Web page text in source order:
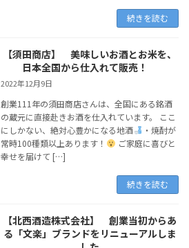
続きを読む
【須田商店】 美味しいお酒とお米を、
日本全国から仕入れて販売！
2022年12月9日
創業111年の須田商店さんは、全国にある銘酒
の蔵元に直接赴きお酒を仕入れています。 ここ
にしかない、絶対心豊かになる地酒
・焼酎が
常時100種類以上あります！
ご家庭に喜びと
幸せを届けて […]
続きを読む
【北西酒造株式会社】 創業当初からあ
る「文楽」ブランドをリニューアルしま